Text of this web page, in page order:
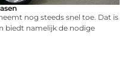
nog steeds snel toe. Dat is
biedt namelijk de nodige